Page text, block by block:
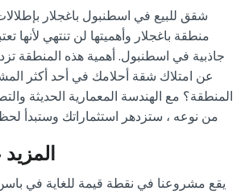
شقق للبيع في اسطنبول باغجلار
منطقة باغجلار وأهميتها لن تنتهي لأنها
جاذبية في اسطنبول. أهمية هذه المنطقة
عن امتلاك شقة أحلامك في أحد أكثر
المنطقة؟ مع الهندسة المعمارية الحديثة
من نوعه ، ستزدهر استثماراتك وستبدأ
يقع مشروعنا في نقطة قيمة للغاية في